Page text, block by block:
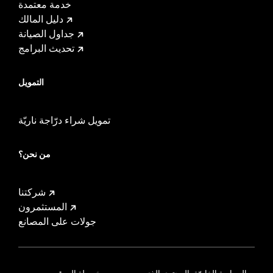
خدمة معتمدة
دليل المالك
جداول الصيانة
تحديث البرامج
التمويل
تمويل شراء درّاجة ناريّة
من نحن؟
شركتنا
المستثمرون
جولات على المصانع